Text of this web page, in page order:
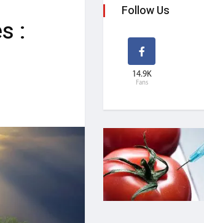
:
Follow Us
14.9K
Fans